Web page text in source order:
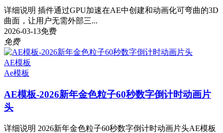
详细说明 插件通过GPU加速在AE中创建和动画化可弯曲的3D
曲面，让用户无需外部三...
2026-03-13免费
免费
AE模板
Ae模板
AE模板-2026新年金色粒子60秒数字倒计时动画片
头
详细说明 2026新年金色粒子60秒数字倒计时动画片头AE模板